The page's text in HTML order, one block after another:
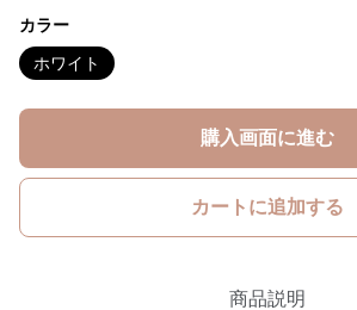
カラー
ホワイト
購入画面に進む
カートに追加する
商品説明